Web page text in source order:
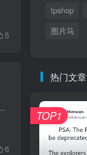
5
也有关系。 对安全研究本身的兴趣也大打折扣，至少对我而言上班天天搞安全...
6
tpshop
图片马
热门文章
TOP1